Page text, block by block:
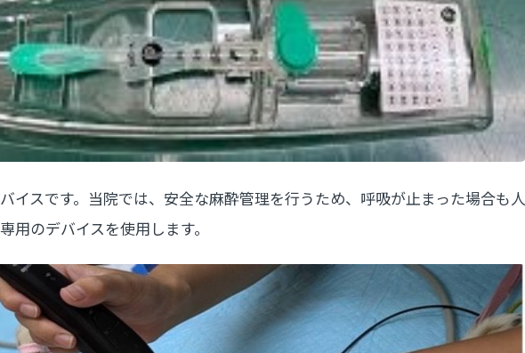
イスです。当院では、安全な麻酔管理を行うため、呼吸が止まった場合も人
用のデバイスを使用します。